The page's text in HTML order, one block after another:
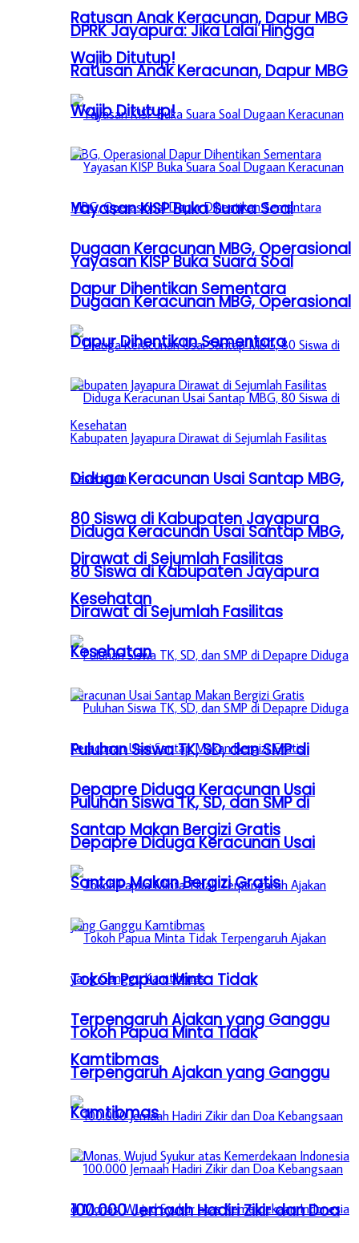
Ratusan Anak Keracunan, Dapur MBG
Wajib Ditutup!
Yayasan KISP Buka Suara Soal
Dugaan Keracunan MBG, Operasional
Dapur Dihentikan Sementara
Diduga Keracunan Usai Santap MBG,
80 Siswa di Kabupaten Jayapura
Dirawat di Sejumlah Fasilitas
Kesehatan
Puluhan Siswa TK, SD, dan SMP di
Depapre Diduga Keracunan Usai
Santap Makan Bergizi Gratis
Tokoh Papua Minta Tidak
Terpengaruh Ajakan yang Ganggu
Kamtibmas
100.000 Jemaah Hadiri Zikir dan Doa
DPRK Jayapura: Jika Lalai Hingga
Ratusan Anak Keracunan, Dapur MBG
Wajib Ditutup!
Yayasan KISP Buka Suara Soal
Dugaan Keracunan MBG, Operasional
Dapur Dihentikan Sementara
Diduga Keracunan Usai Santap MBG,
80 Siswa di Kabupaten Jayapura
Dirawat di Sejumlah Fasilitas
Kesehatan
Puluhan Siswa TK, SD, dan SMP di
Depapre Diduga Keracunan Usai
Santap Makan Bergizi Gratis
Tokoh Papua Minta Tidak
Terpengaruh Ajakan yang Ganggu
Kamtibmas